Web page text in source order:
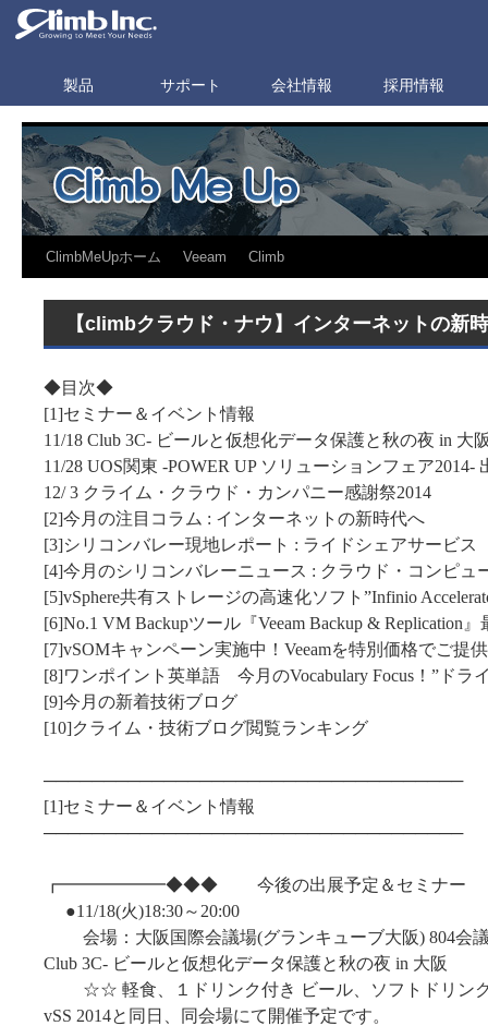
製品 サポート 会社情報 採用情報
ClimbMeUpホーム Veeam Climb
【climbクラウド・ナウ】インターネットの新
◆目次◆
[1]セミナー＆イベント情報
11/18 Club 3C- ビールと仮想化データ保護と秋の夜 in 大
11/28 UOS関東 -POWER UP ソリューションフェア2014-
12/ 3 クライム・クラウド・カンパニー感謝祭2014
[2]今月の注目コラム : インターネットの新時代へ
[3]シリコンバレー現地レポート : ライドシェアサービス
[4]今月のシリコンバレーニュース : クラウド・コンピュ
[5]vSphere共有ストレージの高速化ソフト”Infinio
[6]No.1 VM Backupツール『Veeam Backup & Replication
[7]vSOMキャンペーン実施中！Veeamを特別価格でご提
[8]ワンポイント英単語 今月のVocabulary Focus！”ドラ
[9]今月の新着技術ブログ
[10]クライム・技術ブログ閲覧ランキング
───────────────────────────────────
[1]セミナー＆イベント情報
───────────────────────────────────
┏━━━━━━◆◆◆ 今後の出展予定＆セミ
●11/18(火)18:30～20:00
会場：大阪国際会議場(グランキューブ大阪) 804会
Club 3C- ビールと仮想化データ保護と秋の夜 in 大阪
☆☆ 軽食、１ドリンク付き ビール、ソフトドリン
vSS 2014と同日、同会場にて開催予定です。